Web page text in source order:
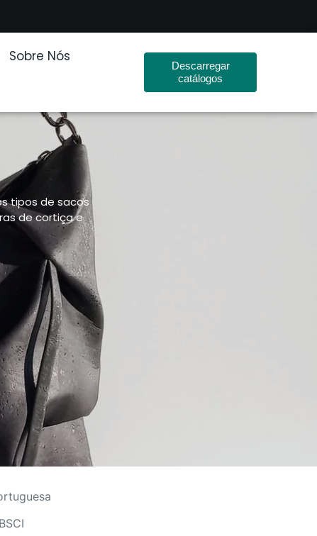
Sobre Nós
Descarregar
catálogos
tipos de sacos
de cortiça e